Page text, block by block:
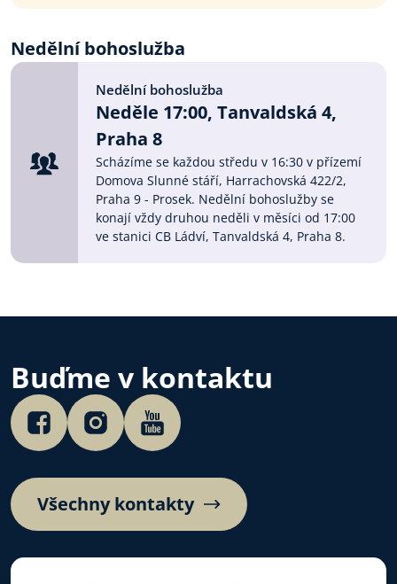
Nedělní bohoslužba
Nedělní bohoslužba
Neděle 17:00, Tanvaldská 4,
Praha 8
Scházíme se každou středu v 16:30 v přízemí
Domova Slunné stáří, Harrachovská 422/2,
Praha 9 - Prosek. Nedělní bohoslužby se
konají vždy druhou neděli v měsíci od 17:00
ve stanici CB Ládví, Tanvaldská 4, Praha 8.
Buďme v kontaktu
Všechny kontakty